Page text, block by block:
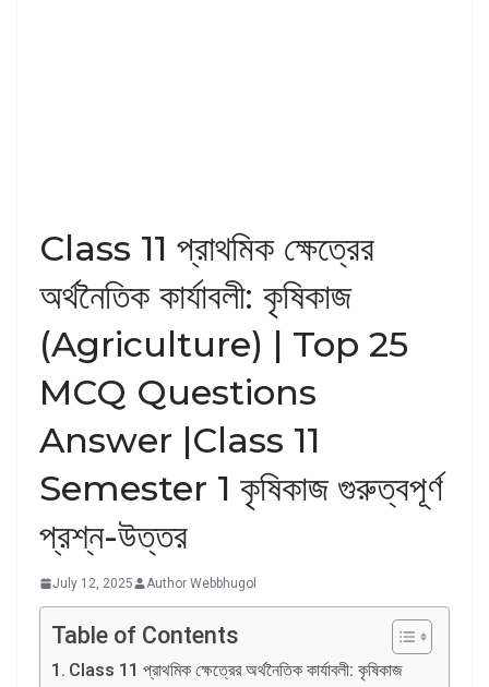
Class 11 প্রাথমিক ক্ষেত্রের
অর্থনৈতিক কার্যাবলী: কৃষিকাজ
(Agriculture) | Top 25
MCQ Questions
Answer |Class 11
Semester 1 কৃষিকাজ গুরুত্বপূর্ণ
প্রশ্ন-উত্তর
July 12, 2025 Author Webbhugol
Table of Contents
Class 11 প্রাথমিক ক্ষেত্রের অর্থনৈতিক কার্যাবলী: কৃষিকাজ